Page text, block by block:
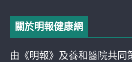
關於明報健康網
由《明報》及養和醫院共同